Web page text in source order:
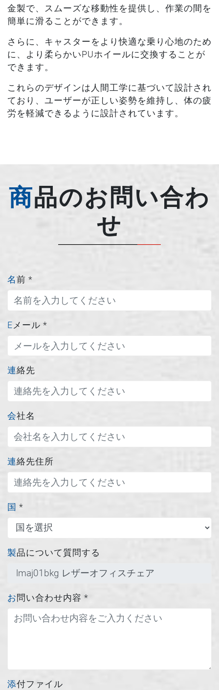
金製で、スムーズな移動性を提供し、作業の間を
簡単に滑ることができます。
さらに、キャスターをより快適な乗り心地のため
に、より柔らかいPUホイールに交換することが
できます。
これらのデザインは人間工学に基づいて設計され
ており、ユーザーが正しい姿勢を維持し、体の疲
労を軽減できるように設計されています。
商品のお問い合わ
せ
名前 *
Eメール *
連絡先
会社名
連絡先住所
*
製品について質問する
お問い合わせ内容 *
添付ファイル